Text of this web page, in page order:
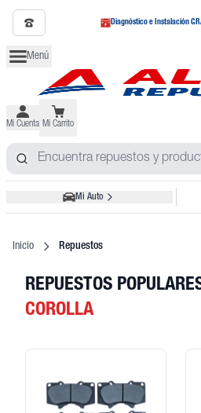
Diagnóstico e Instalación
Menú
Mi Cuenta Mi Carrito
Mi Auto
Inicio Repuestos
REPUESTOS
COROLLA